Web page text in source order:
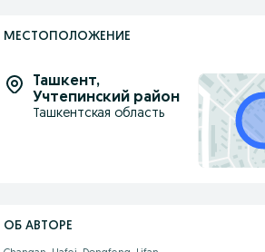
МЕСТОПОЛОЖЕНИЕ
Ташкент,
Учтепинский район
Ташкентская область
ОБ АВТОРЕ